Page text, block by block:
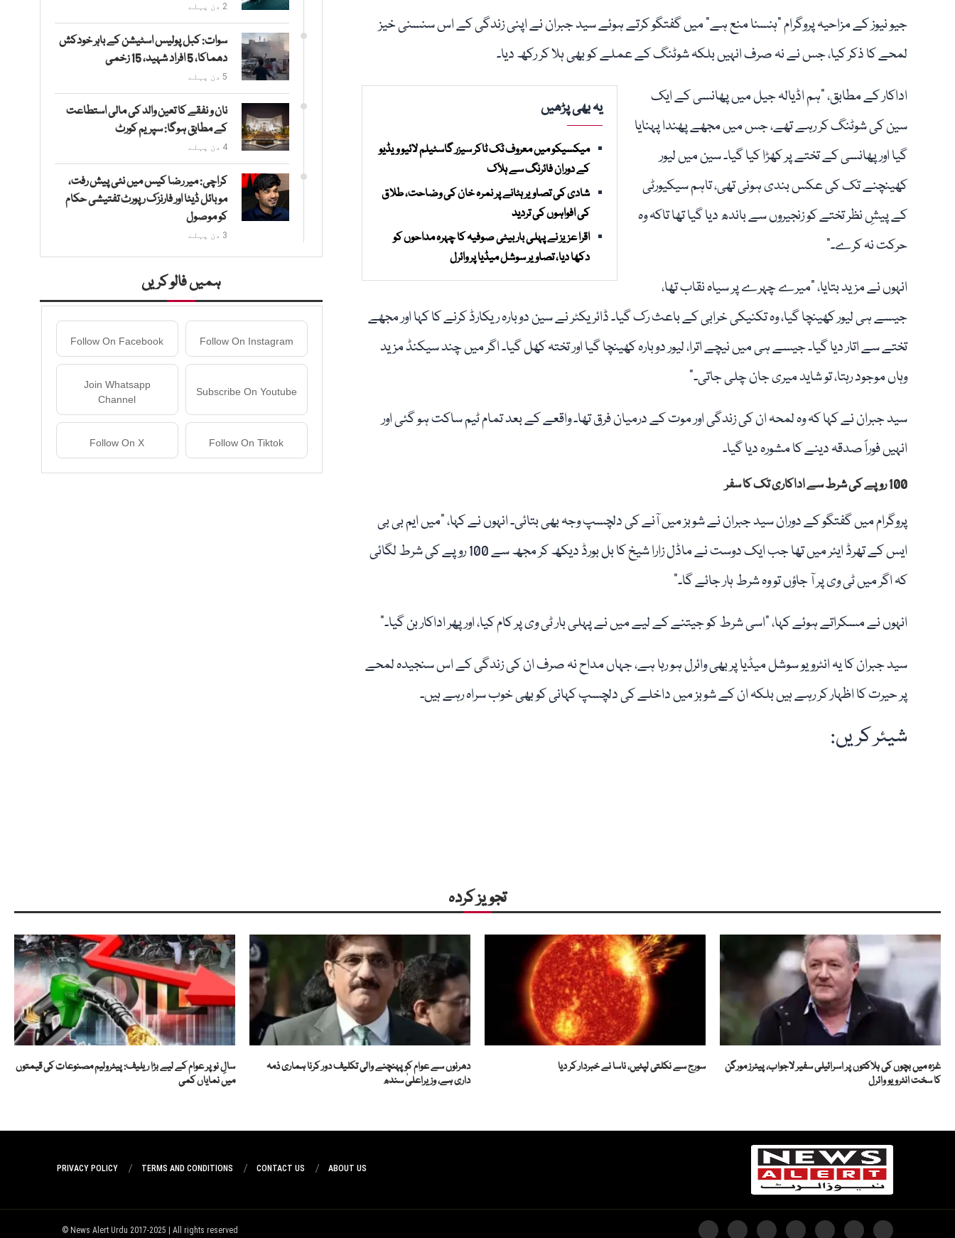
جیو نیوز کے مزاحیہ پروگرام "ہنسنا منع ہے” میں گفتگو کرتے ہوئے سید جبران نے اپنی زندگی کے اس سنسنی خیز
لمحے کا ذکر کیا، جس نے نہ صرف انہیں بلکہ شوٹنگ کے عملے کو بھی ہلا کر رکھ دیا۔
یہ بھی پڑھیں
میکسیکو میں معروف ٹک ٹاکر سیزر گاسٹیلم لائیو ویڈیو
کے دوران فائرنگ سے ہلاک
شادی کی تصاویر ہٹانے پر نمرہ خان کی وضاحت، طلاق
کی افواہوں کی تردید
اقرا عزیز نے پہلی بار بیٹی صوفیہ کا چہرہ مداحوں کو
دکھا دیا، تصاویر سوشل میڈیا پر وائرل
اداکار کے مطابق، "ہم اڈیالہ جیل میں پھانسی کے ایک
سین کی شوٹنگ کر رہے تھے، جس میں مجھے پھندا پہنایا
گیا اور پھانسی کے تختے پر کھڑا کیا گیا۔ سین میں لیور
کھینچنے تک کی عکس بندی ہونی تھی، تاہم سیکیورٹی
کے پیشِ نظر تختے کو زنجیروں سے باندھ دیا گیا تھا تاکہ وہ
حرکت نہ کرے۔”
انہوں نے مزید بتایا، "میرے چہرے پر سیاہ نقاب تھا،
جیسے ہی لیور کھینچا گیا، وہ تکنیکی خرابی کے باعث رک گیا۔ ڈائریکٹر نے سین دوبارہ ریکارڈ کرنے کا کہا اور مجھے
تختے سے اتار دیا گیا۔ جیسے ہی میں نیچے اترا، لیور دوبارہ کھینچا گیا اور تختہ کھل گیا۔ اگر میں چند سیکنڈ مزید
وہاں موجود رہتا، تو شاید میری جان چلی جاتی۔”
سید جبران نے کہا کہ وہ لمحہ ان کی زندگی اور موت کے درمیان فرق تھا۔ واقعے کے بعد تمام ٹیم ساکت ہو گئی اور
انہیں فوراً صدقہ دینے کا مشورہ دیا گیا۔
100 روپے کی شرط سے اداکاری تک کا سفر
پروگرام میں گفتگو کے دوران سید جبران نے شوبز میں آنے کی دلچسپ وجہ بھی بتائی۔ انہوں نے کہا، "میں ایم بی بی
ایس کے تھرڈ ایئر میں تھا جب ایک دوست نے ماڈل زارا شیخ کا بل بورڈ دیکھ کر مجھ سے 100 روپے کی شرط لگائی
کہ اگر میں ٹی وی پر آ جاؤں تو وہ شرط ہار جائے گا۔”
انہوں نے مسکراتے ہوئے کہا، "اسی شرط کو جیتنے کے لیے میں نے پہلی بار ٹی وی پر کام کیا، اور پھر اداکار بن گیا۔”
سید جبران کا یہ انٹرویو سوشل میڈیا پر بھی وائرل ہو رہا ہے، جہاں مداح نہ صرف ان کی زندگی کے اس سنجیدہ لمحے
پر حیرت کا اظہار کر رہے ہیں بلکہ ان کے شوبز میں داخلے کی دلچسپ کہانی کو بھی خوب سراہ رہے ہیں۔
شیئر کریں:
2 دن پہلے
سوات: کبل پولیس اسٹیشن کے باہر خودکش
دھماکا، 5 افراد شہید، 15 زخمی
5 دن پہلے
نان و نفقے کا تعین والد کی مالی استطاعت
کے مطابق ہوگا: سپریم کورٹ
4 دن پہلے
کراچی: میر رضا کیس میں نئی پیش رفت،
موبائل ڈیٹا اور فارنزک رپورٹ تفتیشی حکام
کو موصول
3 دن پہلے
ہمیں فالو کریں
Follow On Instagram
Follow On Facebook
Subscribe On Youtube
Join Whatsapp
Channel
Follow On Tiktok
Follow On X
تجویز کردہ
غزہ میں بچوں کی ہلاکتوں پر اسرائیلی سفیر لاجواب، پیئرز مورگن
کا سخت انٹرویو وائرل
سورج سے نکلتی لپٹیں، ناسا نے خبردار کر دیا
دھرنوں سے عوام کو پہنچنے والی تکلیف دور کرنا ہماری ذمہ
داری ہے، وزیراعلیٰ سندھ
سالِ نو پر عوام کے لیے بڑا ریلیف: پیٹرولیم مصنوعات کی قیمتوں
میں نمایاں کمی
ABOUT US
CONTACT US
TERMS AND CONDITIONS
PRIVACY POLICY
News Alert Urdu 2017-2025 | All rights reserved ©